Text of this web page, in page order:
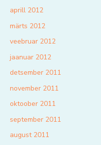
aprill 2012
märts 2012
veebruar 2012
jaanuar 2012
detsember 2011
november 2011
oktoober 2011
september 2011
august 2011